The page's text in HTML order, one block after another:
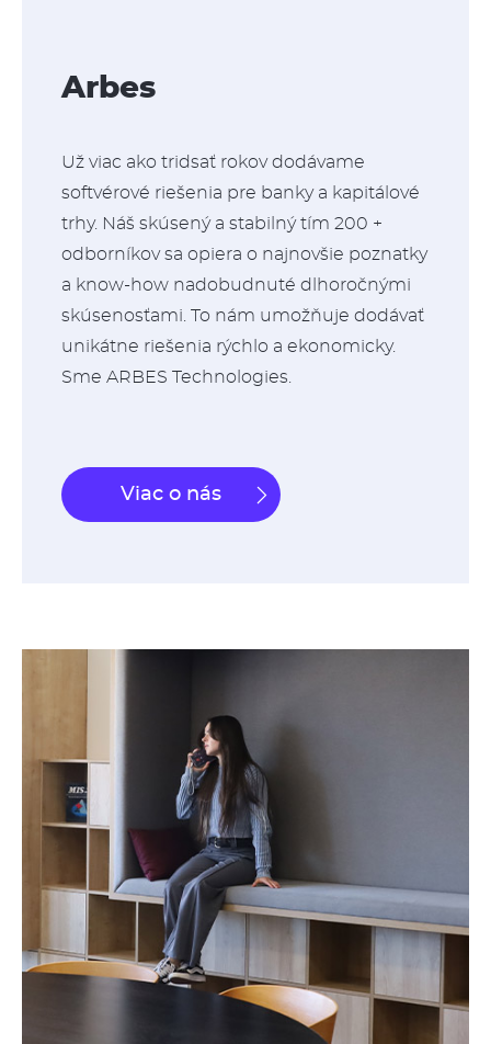
Arbes
Už viac ako tridsať rokov dodávame
softvérové ​​riešenia pre banky a kapitálové
trhy. Náš skúsený a stabilný tím 200 +
odborníkov sa opiera o najnovšie poznatky
a know-how nadobudnuté dlhoročnými
skúsenosťami. To nám umožňuje dodávať
unikátne riešenia rýchlo a ekonomicky.
Sme ARBES Technologies.
Viac o nás